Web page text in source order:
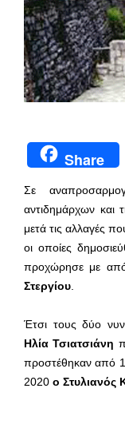
Share
Σε
αντιδημάρχων και
μετά τις αλλαγές
οι οποίες
προχώρησε με
Στεργίου
Έτσι τους δύο νυν
Ηλία Τσιατσιάνη
προστέθηκαν από
2020 ο